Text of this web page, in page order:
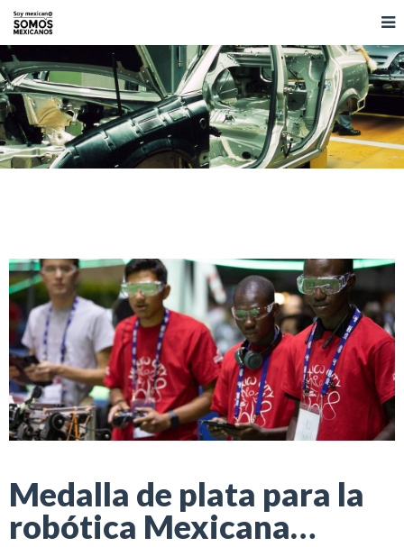
Medalla de plata para la
robótica Mexicana…